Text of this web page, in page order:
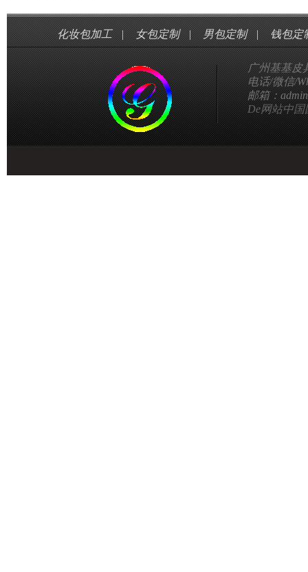
化妆包加工 | 女包定制 | 男包定制 | 钱包定
广州基基皮
电话/微信/
邮箱：
De网站中国